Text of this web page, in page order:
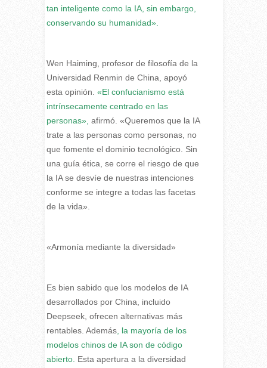
tan inteligente como la IA, sin embargo,
conservando su humanidad».
Wen Haiming, profesor de filosofía de la
Universidad Renmin de China, apoyó
esta opinión. «El confucianismo está
intrínsecamente centrado en las
personas», afirmó. «Queremos que la IA
trate a las personas como personas, no
que fomente el dominio tecnológico. Sin
una guía ética, se corre el riesgo de que
la IA se desvíe de nuestras intenciones
conforme se integre a todas las facetas
de la vida».
«Armonía mediante la diversidad»
Es bien sabido que los modelos de IA
desarrollados por China, incluido
Deepseek, ofrecen alternativas más
rentables. Además, la mayoría de los
modelos chinos de IA son de código
abierto. Esta apertura a la diversidad